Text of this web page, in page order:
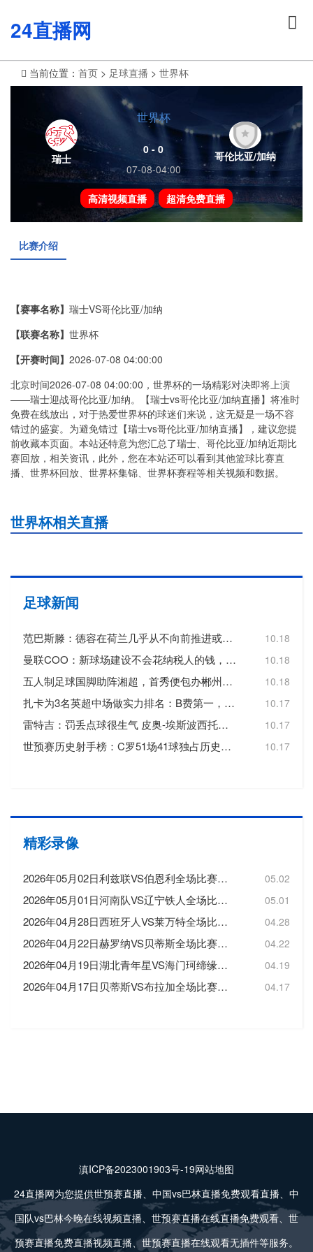
24直播网
当前位置： 首页 > 足球直播 > 世界杯
瑞士
世界杯
0 - 0
07-08-04:00
哥伦比亚/加纳
高清视频直播 超清免费直播
比赛介绍
【赛事名称】 瑞士VS哥伦比亚/加纳
【联赛名称】 世界杯
【开赛时间】 2026-07-08 04:00:00
北京时间2026-07-08 04:00:00，世界杯的一场精彩对决即将上演
——瑞士迎战哥伦比亚/加纳。【瑞士vs哥伦比亚/加纳直播】将准时
免费在线放出，对于热爱世界杯的球迷们来说，这无疑是一场不容
错过的盛宴。为避免错过【瑞士vs哥伦比亚/加纳直播】，建议您提
前收藏本页面。本站还特意为您汇总了瑞士、哥伦比亚/加纳近期比
赛回放，相关资讯，此外，您在本站还可以看到其他篮球比赛直
播、世界杯回放、世界杯集锦、世界杯赛程等相关视频和数据。
世界杯相关直播
足球新闻
范巴斯滕：德容在荷兰几乎从不向前推进或转移球，这令人失望 10.18
曼联COO：新球场建设不会花纳税人的钱，曼联自行承担20亿镑费用 10.18
五人制足球国脚助阵湘超，首秀便包办郴州队三个进球 10.18
扎卡为3名英超中场做实力排名：B费第一，维尔茨第二，帕尔默第三 10.17
雷特吉：罚丢点球很生气 皮奥-埃斯波西托踢得非常好 10.17
世预赛历史射手榜：C罗51场41球独占历史射手王，梅西72场36球第3 10.17
精彩录像
2026年05月02日利兹联VS伯恩利全场比赛录像回放 05.02
2026年05月01日河南队VS辽宁铁人全场比赛录像回放 05.01
2026年04月28日西班牙人VS莱万特全场比赛录像回放 04.28
2026年04月22日赫罗纳VS贝蒂斯全场比赛录像回放 04.22
2026年04月19日湖北青年星VS海门珂缔缘全场比赛录像回放 04.19
2026年04月17日贝蒂斯VS布拉加全场比赛录像回放 04.17
滇ICP备2023001903号-19网站地图
24直播网为您提供世预赛直播、中国vs巴林直播免费观看直播、中
国队vs巴林今晚在线视频直播、世预赛直播在线直播免费观看、世
预赛直播免费直播视频直播、世预赛直播在线观看无插件等服务。